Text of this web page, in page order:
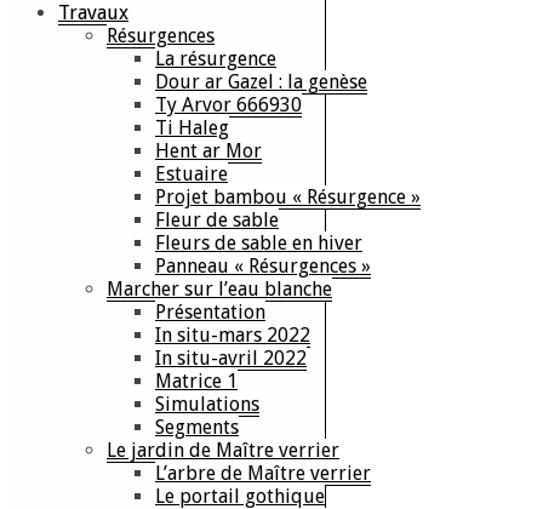
Travaux
Résurgences
La résurgence
Dour ar Gazel : la genèse
Ty Arvor 666930
Ti Haleg
Hent ar Mor
Estuaire
Projet bambou « Résurgence »
Fleur de sable
Fleurs de sable en hiver
Panneau « Résurgences »
Marcher sur l’eau blanche
Présentation
In situ-mars 2022
In situ-avril 2022
Matrice 1
Simulations
Segments
Le jardin de Maître verrier
L’arbre de Maître verrier
Le portail gothique